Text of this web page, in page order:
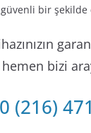
bir şekilde
bizi
0 (216)